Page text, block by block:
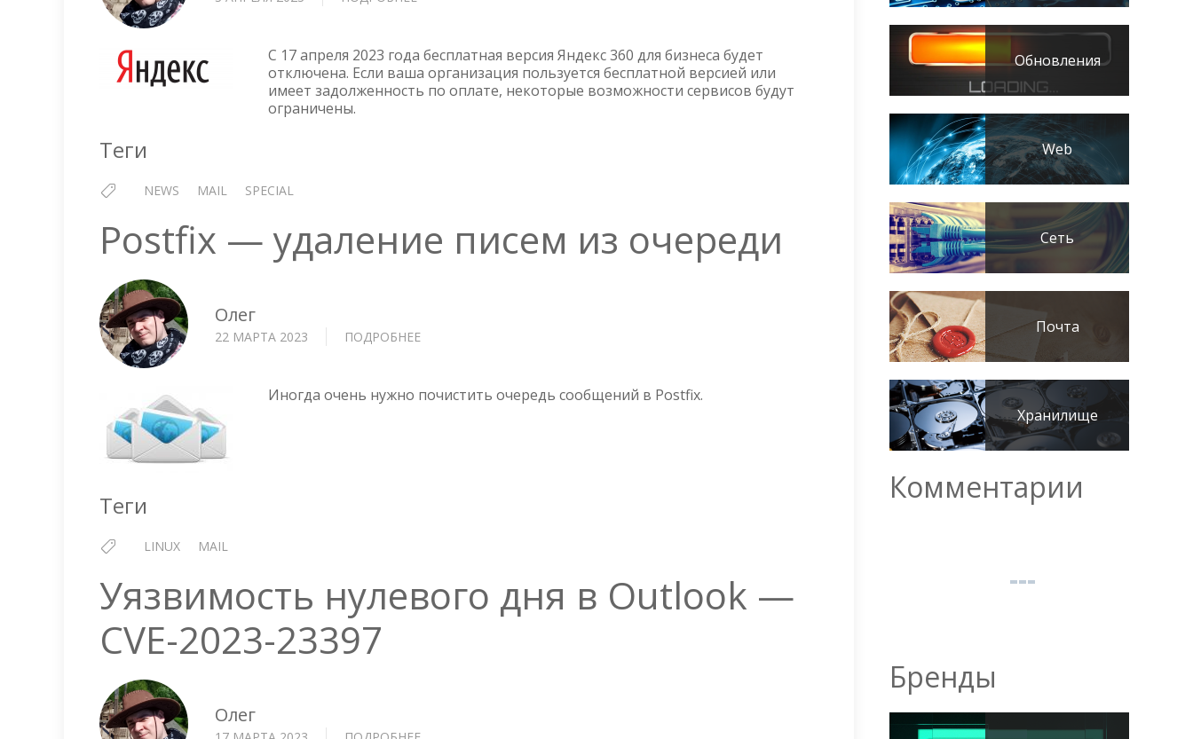
ДЛЯ
БИЗНЕСА
СТАНЕТ
С 17 апреля 2023 года бесплатная версия Яндекс 360 для бизнеса будет
отключена. Если ваша организация пользуется бесплатной версией или
имеет задолженность по оплате, некоторые возможности сервисов будут
ограничены.
Теги
NEWS MAIL SPECIAL
Postfix — удаление писем из очереди
Олег
22 МАРТА 2023 ПОДРОБНЕЕ
УДАЛЕНИЕ
Иногда очень нужно почистить очередь сообщений в Postfix.
Теги
LINUX MAIL
Уязвимость нулевого дня в Outlook —
CVE-2023-23397
Олег
Обновления
Web
Сеть
Почта
Хранилище
Комментарии
Бренды